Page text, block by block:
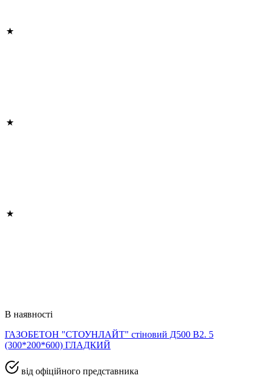
В наявності
ГАЗОБЕТОН "СТОУНЛАЙТ" стіновий Д500 В2. 5
(300*200*600) ГЛАДКИЙ
від офіційного представника